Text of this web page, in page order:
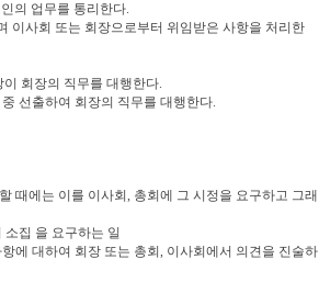
의 업무를 통리한다.
이사회 또는 회장으로부터 위임받은 사항을 처리한
회장의 직무를 대행한다.
선출하여 회장의 직무를 대행한다.
때에는 이를 이사회 , 총회에 그 시정을 요구하고 그래
집 을 요구하는 일
에 대하여 회장 또는 총회 , 이사회에서 의견을 진술하